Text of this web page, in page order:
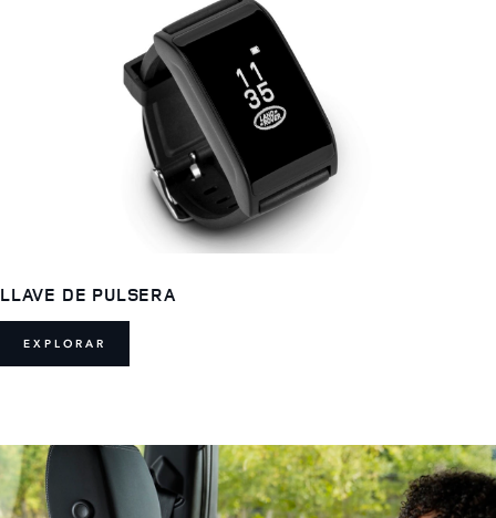
LLAVE DE PULSERA
EXPLORAR